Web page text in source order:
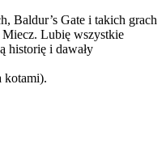
Baldur’s Gate i takich grach
Lubię wszystkie
historię i dawały
kotami).